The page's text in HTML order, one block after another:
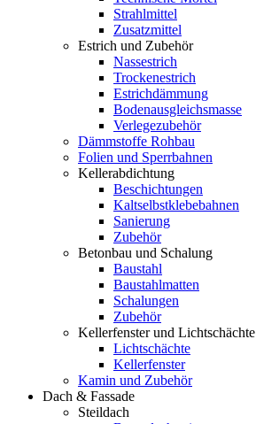
Strahlmittel
Zusatzmittel
Estrich und Zubehör
Nassestrich
Trockenestrich
Estrichdämmung
Bodenausgleichsmasse
Verlegezubehör
Dämmstoffe Rohbau
Folien und Sperrbahnen
Kellerabdichtung
Beschichtungen
Kaltselbstklebebahnen
Sanierung
Zubehör
Betonbau und Schalung
Baustahl
Baustahlmatten
Schalungen
Zubehör
Kellerfenster und Lichtschächte
Lichtschächte
Kellerfenster
Kamin und Zubehör
Dach & Fassade
Steildach